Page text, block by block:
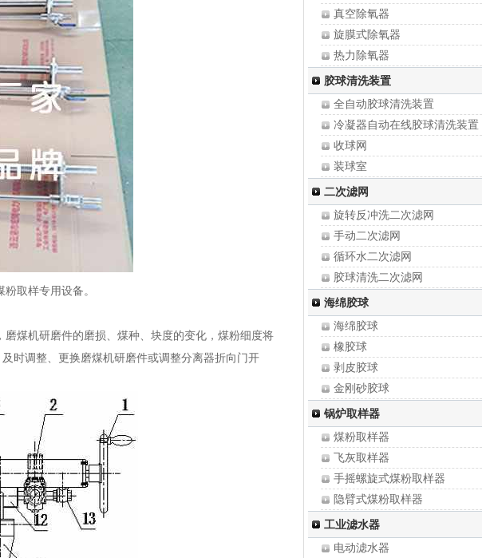
蒸汽消音器
安全阀消音器
真空除氧器
旋膜式除氧器
热力除氧器
解析除氧器
真空电化学除氧器
一种低压除氧器自补水溢流水
海绵铁除氧器
胶球清洗装置
全自动胶球清洗装置
冷凝器自动在线胶球清洗装置
收球网
装球室
凝汽器胶球清洗装置
中央空调胶球清洗装置
胶球泵
凝汽器端盖密封条
凝汽器换管改造
二次滤网
旋转反冲洗二次滤网
手动二次滤网
循环水二次滤网
胶球清洗二次滤网
热网除污器/管道除污器
电动二次滤网
全自动二次滤网
海绵胶球
海绵胶球
橡胶球
剥皮胶球
金刚砂胶球
硅化胶球（偏心球）
普通海绵胶球（光胶球）
凝汽器海绵胶球
锅炉取样器
煤粉取样器
飞灰取样器
手摇螺旋式煤粉取样器
隐臂式煤粉取样器
移动式煤粉取样器
固定式煤粉取样器
工业滤水器
电动滤水器
取样专用设备。
煤机研磨件的磨损、煤种、块度的变化，煤粉细度将
时调整、更换磨煤机研磨件或调整分离器折向门开